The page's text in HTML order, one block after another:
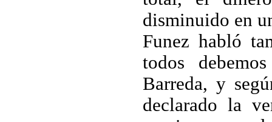
disminuido en
Funez habló
todos
Barreda, y
declarado la